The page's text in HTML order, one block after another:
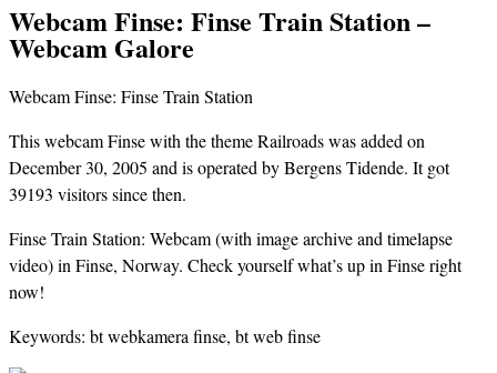
Webcam Finse: Finse Train Station –
Webcam Galore
Webcam Finse: Finse Train Station
This webcam Finse with the theme Railroads was added on
December 30, 2005 and is operated by Bergens Tidende. It got
39193 visitors since then.
Finse Train Station: Webcam (with image archive and timelapse
video) in Finse, Norway. Check yourself what’s up in Finse right
now!
Keywords: bt webkamera finse, bt web finse